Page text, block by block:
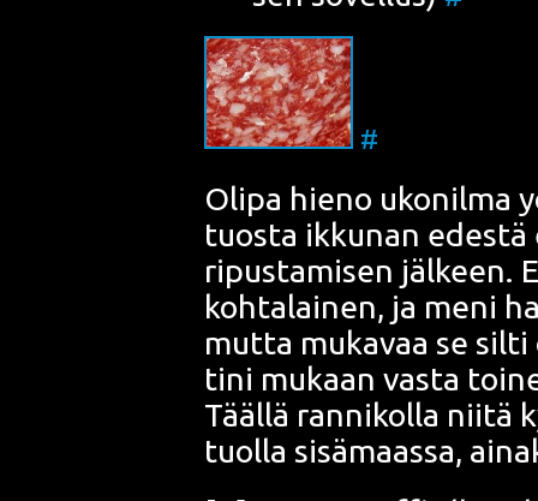
#
Oli­pa hie­no uko­nil­ma
tuos­ta ikku­nan
ripus­ta­mi­sen jäl­keen.
koh­ta­lai­nen, ja meni
mut­ta muka­vaa se
ti­ni mukaan vas­ta
Tääl­lä ran­ni­kol­la nii­tä
tuol­la sisä­maas­sa,